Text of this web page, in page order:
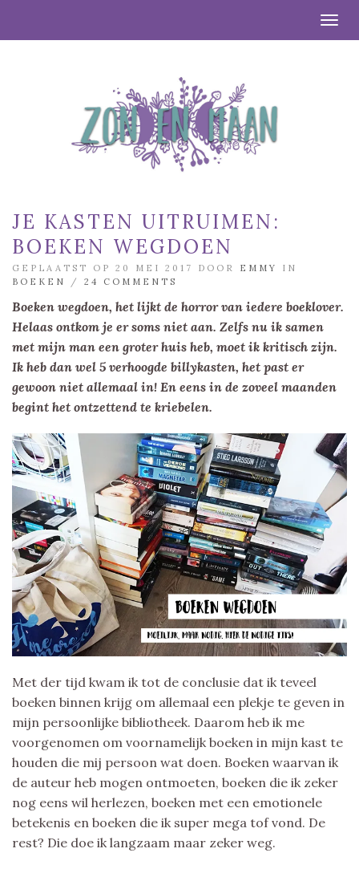
JE KASTEN UITRUIMEN:
BOEKEN WEGDOEN
GEPLAATST OP 20 MEI 2017 DOOR EMMY
IN
BOEKEN
/ 24 COMMENTS
Boeken wegdoen, het lijkt de horror van iedere boeklover.
Helaas ontkom je er soms niet aan. Zelfs nu ik samen
met mijn man een groter huis heb, moet ik kritisch zijn.
Ik heb dan wel 5 verhoogde billykasten, het past er
gewoon niet allemaal in! En eens in de zoveel maanden
begint het ontzettend te kriebelen.
Met der tijd kwam ik tot de conclusie dat ik teveel
boeken binnen krijg om allemaal een plekje te geven in
mijn persoonlijke bibliotheek. Daarom heb ik me
voorgenomen om voornamelijk boeken in mijn kast te
houden die mij persoon wat doen. Boeken waarvan ik
de auteur heb mogen ontmoeten, boeken die ik zeker
nog eens wil herlezen, boeken met een emotionele
betekenis en boeken die ik super mega tof vond. De
rest? Die doe ik langzaam maar zeker weg.